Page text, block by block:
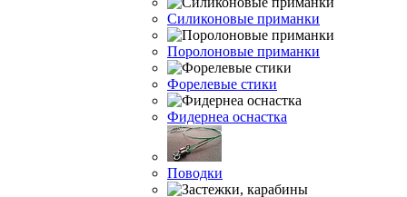
Силиконовые приманки
Поролоновые приманки
Форелевые стики
Фидернеа оснастка
Поводки